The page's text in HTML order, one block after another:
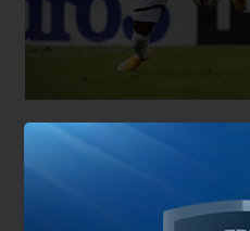
Los Triperos no iban a
el tanto de